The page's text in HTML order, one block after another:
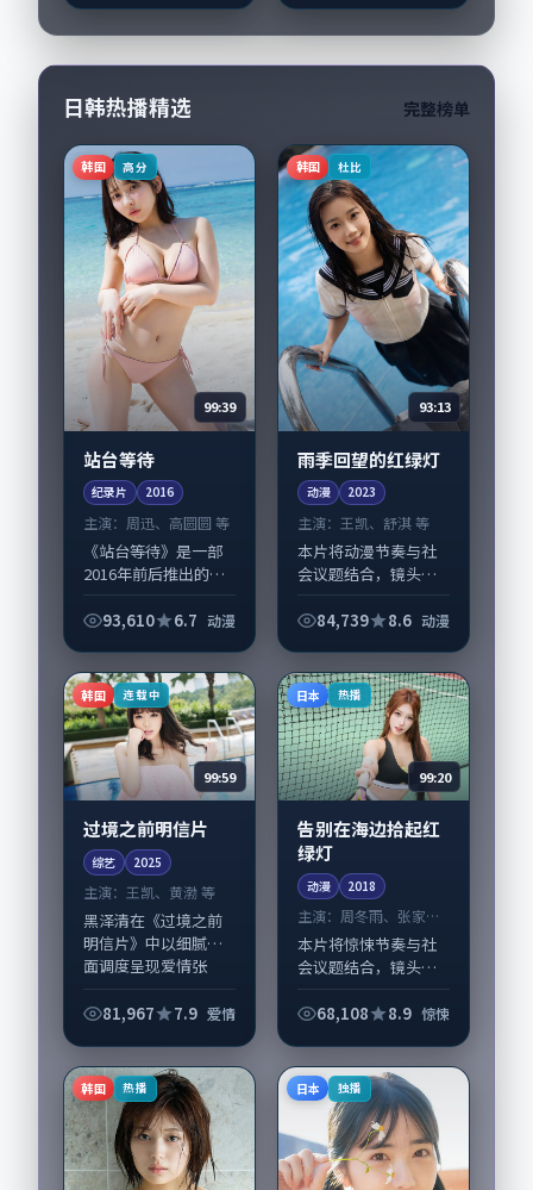
演员亦参与重要戏
份。故事围绕当代都...
叙事，王景春、谭卓
的...
日韩热播精选 完整榜单
韩国 高分
99:39
站台等待
纪录片 2016
主演： 周迅、高圆圆 等
《站台等待》是一部
2016年前后推出的动
柯执导，周迅、高圆
份。故事围绕当代都
市中的抉择与救...
93,610 6.7 动漫
韩国 杜比
93:13
雨季回望的红绿灯
动漫 2023
主演： 王凯、舒淇 等
本片将动漫节奏与社
会议题结合，镜头语
《雨季回望的红绿
取景与声音设计凸显
韩国城市质感，适合
偏好...
84,739 8.6 动漫
韩国 连载中
99:59
过境之前明信片
综艺 2025
主演： 王凯、黄渤 等
黑泽清在《过境之前
明信片》中以细腻场
面调度呈现爱情张
的表演层次丰富。影
2025-03-14...
81,967 7.9 爱情
日本 热播
99:20
告别在海边拾起红
绿灯
动漫 2018
主演： 周冬雨、张家辉
等
本片将惊悚节奏与社
会议题结合，镜头语
《告别在海边拾起红
家辉担纲主线；取景
与声音设计凸显日本
68,108 8.9 惊悚
韩国 热播 日本 独播